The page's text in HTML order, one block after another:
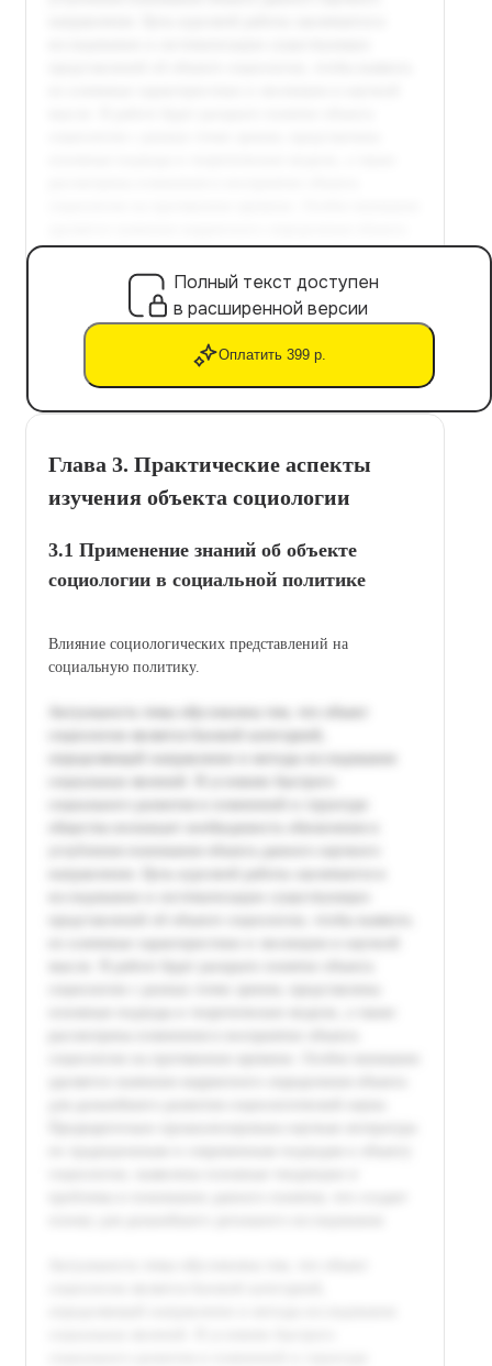
Полный текст доступен
в расширенной версии
Оплатить 399 р.
Глава 3. Практические аспекты
изучения объекта социологии
3.1 Применение знаний об объекте
социологии в социальной политике
Влияние социологических представлений на
социальную политику.